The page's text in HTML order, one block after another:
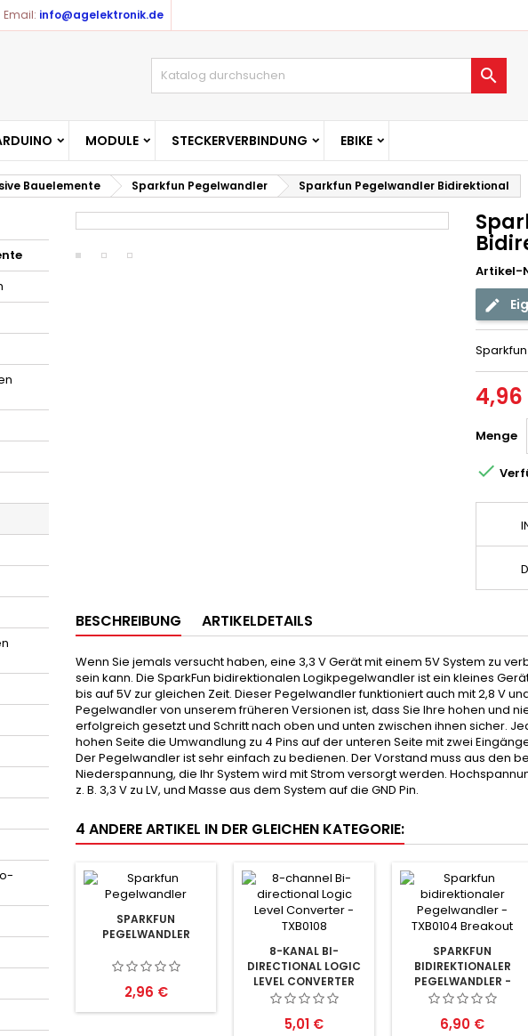
Email: info@agelektronik.de

MODULE STECKERVERBINDUNG EBIKE
Bauelemente Sparkfun Pegelwandler Sparkfun Pegelwandler Bidirektional
Artikel-
Menge

BESCHREIBUNG ARTIKELDETAILS
Wenn Sie jemals versucht haben, eine 3,3 V Gerät mit einem 5V System zu
sein kann. Die SparkFun bidirektionalen Logikpegelwandler ist ein kleines
bis auf 5V zur gleichen Zeit. Dieser Pegelwandler funktioniert auch mit 2,8 V
Pegelwandler von unserem früheren Versionen ist, dass Sie Ihre hohen und
erfolgreich gesetzt und Schritt nach oben und unten zwischen ihnen sicher.
hohen Seite die Umwandlung zu 4 Pins auf der unteren Seite mit zwei
Der Pegelwandler ist sehr einfach zu bedienen. Der Vorstand muss aus den
Niederspannung, die Ihr System wird mit Strom versorgt werden.
z. B. 3,3 V zu LV, und Masse aus dem System auf die GND Pin.
4 ANDERE ARTIKEL IN DER GLEICHEN KATEGORIE:
SPARKFUN
PEGELWANDLER
Preis
2,96 €
8-KANAL BI-
DIRECTIONAL LOGIC
LEVEL CONVERTER
Preis
5,01 €
SPARKFUN
BIDIREKTIONALER
PEGELWANDLER -
TXB0104 BREAKOUT
Preis
6,90 €